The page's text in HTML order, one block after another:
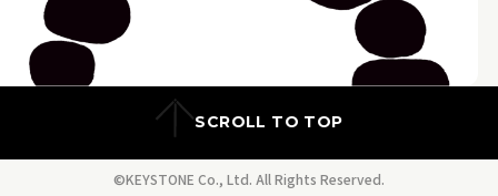
SCROLL TO TOP
©KEYSTONE Co., Ltd. All Rights Reserved.